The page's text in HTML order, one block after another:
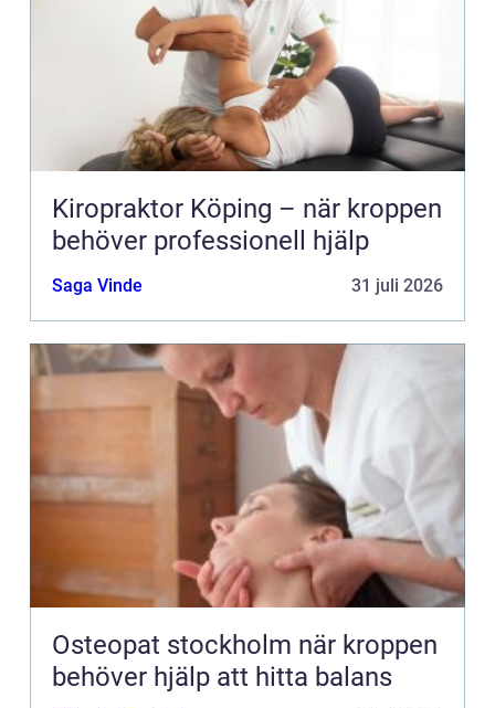
Kiropraktor Köping – när kroppen
behöver professionell hjälp
Saga Vinde 31 juli 2026
Osteopat stockholm när kroppen
behöver hjälp att hitta balans